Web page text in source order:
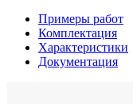
Примеры работ
Комплектация
Характеристики
Документация